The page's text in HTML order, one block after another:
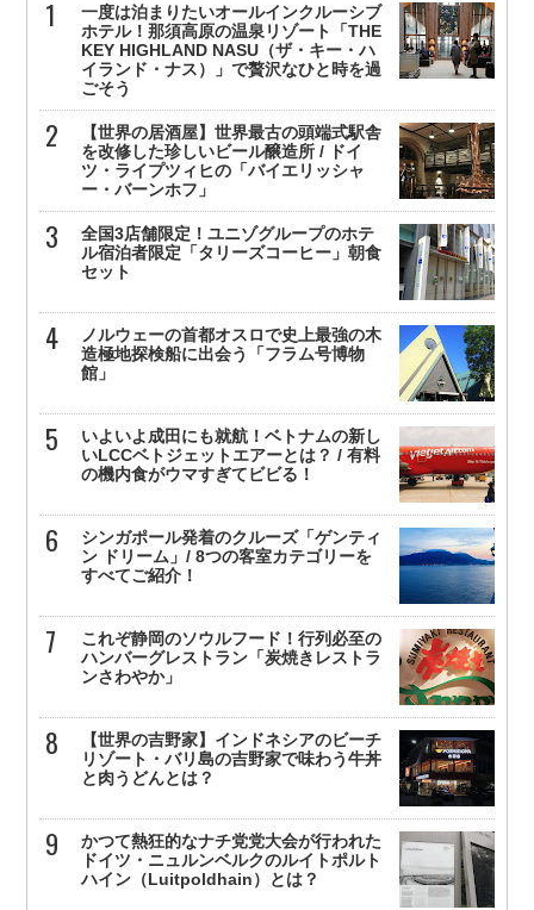
一度は泊まりたいオールインクルーシブ
ホテル！那須高原の温泉リゾート「THE
KEY HIGHLAND NASU（ザ・キー・ハ
イランド・ナス）」で贅沢なひと時を過
ごそう
【世界の居酒屋】世界最古の頭端式駅舎
を改修した珍しいビール醸造所 / ドイ
ツ・ライプツィヒの「バイエリッシャ
ー・バーンホフ」
全国3店舗限定！ユニゾグループのホテ
ル宿泊者限定「タリーズコーヒー」朝食
セット
ノルウェーの首都オスロで史上最強の木
造極地探検船に出会う「フラム号博物
館」
いよいよ成田にも就航！ベトナムの新し
いLCCベトジェットエアーとは？ / 有料
の機内食がウマすぎてビビる！
シンガポール発着のクルーズ「ゲンティ
ン ドリーム」/ 8つの客室カテゴリーを
すべてご紹介！
これぞ静岡のソウルフード！行列必至の
ハンバーグレストラン「炭焼きレストラ
ンさわやか」
【世界の吉野家】インドネシアのビーチ
リゾート・バリ島の吉野家で味わう牛丼
と肉うどんとは？
かつて熱狂的なナチ党党大会が行われた
ドイツ・ニュルンベルクのルイトポルト
ハイン（Luitpoldhain）とは？